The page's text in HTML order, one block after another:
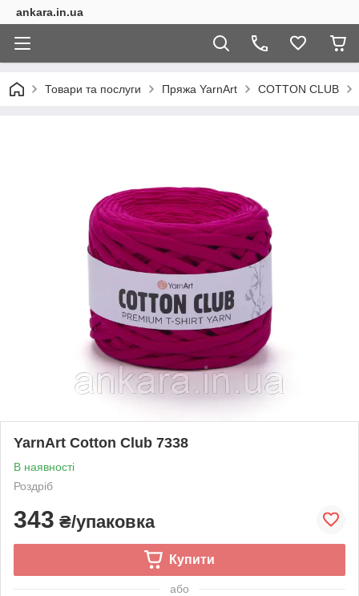
ankara.in.ua
Товари та послуги Пряжа YarnArt COTTON CLUB
YarnArt Cotton Club 7338
В наявності
Роздріб
343 ₴/упаковка
Купити
або